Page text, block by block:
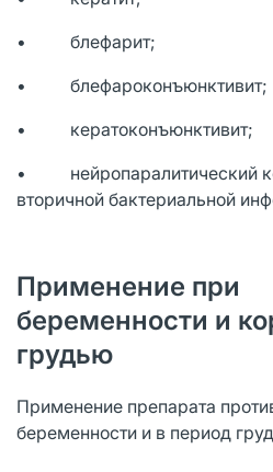
• блефарит;
• блефароконъюнктивит;
• кератоконъюнктивит;
• нейропаралитический
вторичной бактериальной
Применение при
беременности и
грудью
Применение препарата
беременности и в период